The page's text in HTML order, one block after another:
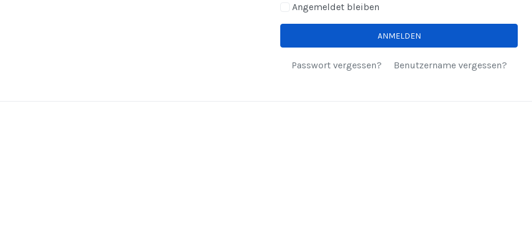
Angemeldet bleiben
ANMELDEN
Passwort vergessen? Benutzername vergessen?